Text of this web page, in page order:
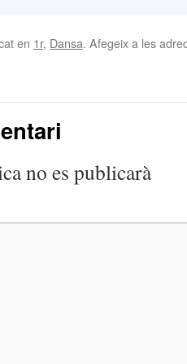
en 1r, Dansa. Afegeix a les
no es publicarà